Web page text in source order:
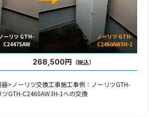
ノーリツ GTH-
C2447SAW
ノーリツ GTH-
C2460AW3H-1
268,500円 （税込）
>ノーリツ交換工事施工事例：ノーリツGTH-
GTH-C2460AW3H-1への交換